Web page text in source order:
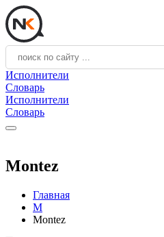
Исполнители
Словарь
Исполнители
Словарь
Montez
Главная
M
Montez